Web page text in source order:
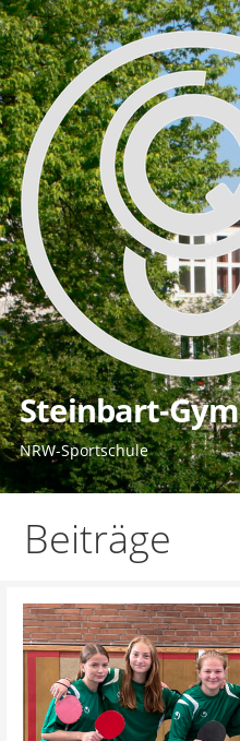
Zum
Inhalt
springen
Steinbart-
NRW-Sportschule
Beiträge